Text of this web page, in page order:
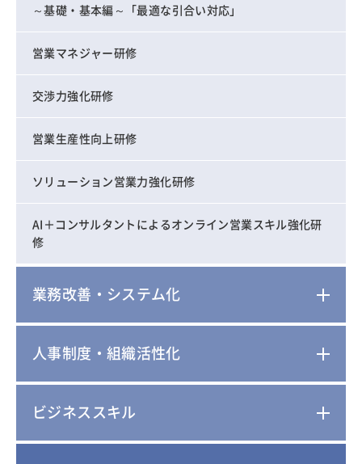
～基礎・基本編～「最適な引合い対応」
営業マネジャー研修
交渉力強化研修
営業生産性向上研修
ソリューション営業力強化研修
AI＋コンサルタントによるオンライン営業スキル強化研
修
業務改善・システム化
人事制度・組織活性化
ビジネススキル